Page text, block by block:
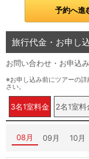
予約へ進
旅行代金・お申し
お問い合わせ・お申込
※お申し込み前にツアーの
さい。
3名1室料金 2名1室料
08月 09月 10月